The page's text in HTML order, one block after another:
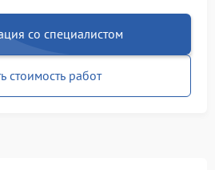
со специалистом
стоимость работ